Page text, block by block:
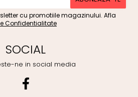
cu promotiile magazinului. Afla
Confidentialitate
SOCIAL
ne in social media